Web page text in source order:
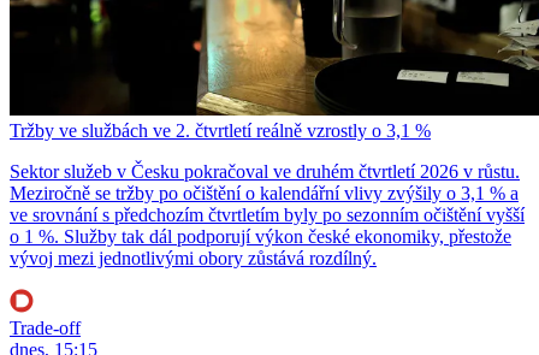
Tržby ve službách ve 2. čtvrtletí reálně vzrostly o 3,1 %
Sektor služeb v Česku pokračoval ve druhém čtvrtletí 2026 v růstu.
Meziročně se tržby po očištění o kalendářní vlivy zvýšily o 3,1 % a
ve srovnání s předchozím čtvrtletím byly po sezonním očištění vyšší
o 1 %. Služby tak dál podporují výkon české ekonomiky, přestože
vývoj mezi jednotlivými obory zůstává rozdílný.
Trade-off
dnes, 15:15